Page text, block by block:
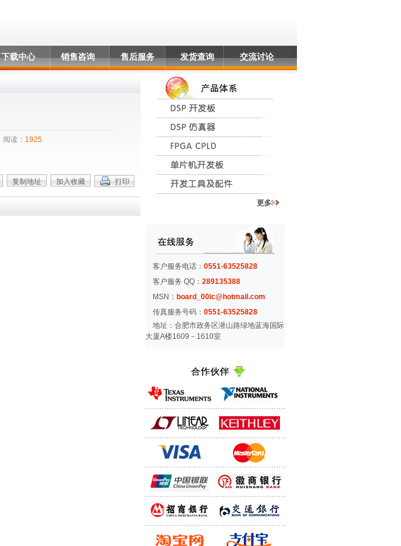
下载中心 销售咨询 售后服务 发货查询 交流讨论
阅读： 1925
更多
客户服务电话： 0551-63525828
客户服务 QQ： 289135388
MSN： board_00ic@hotmail.com
传真服务号码： 0551-63525828
地址：合肥市政务区潜山路绿地蓝海国际
大厦A楼1609－1610室